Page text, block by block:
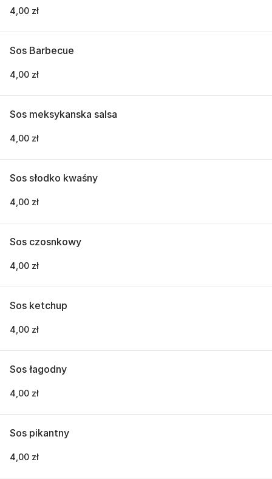
4,00 zł
Sos Barbecue
4,00 zł
Sos meksykanska salsa
4,00 zł
Sos słodko kwaśny
4,00 zł
Sos czosnkowy
4,00 zł
Sos ketchup
4,00 zł
Sos łagodny
4,00 zł
Sos pikantny
4,00 zł